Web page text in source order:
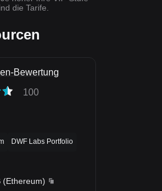
die Tarife.
Bewertung
100
DWF Labs Portfolio
(Ethereum)